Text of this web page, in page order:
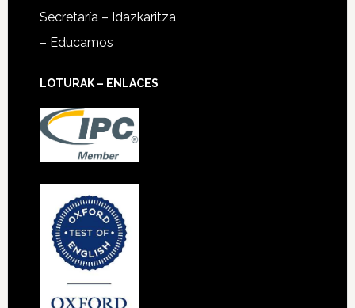
Secretaría – Idazkaritza
– Educamos
LOTURAK – ENLACES